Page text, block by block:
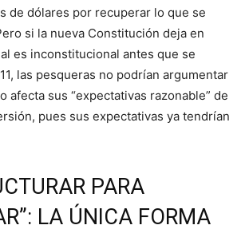
de dólares por recuperar lo que se
si la nueva Constitución deja en
es inconstitucional antes que se
las pesqueras no podrían argumentar
afecta sus “expectativas razonable” de
pues sus expectativas ya tendrían
PARA
LA ÚNICA FORMA